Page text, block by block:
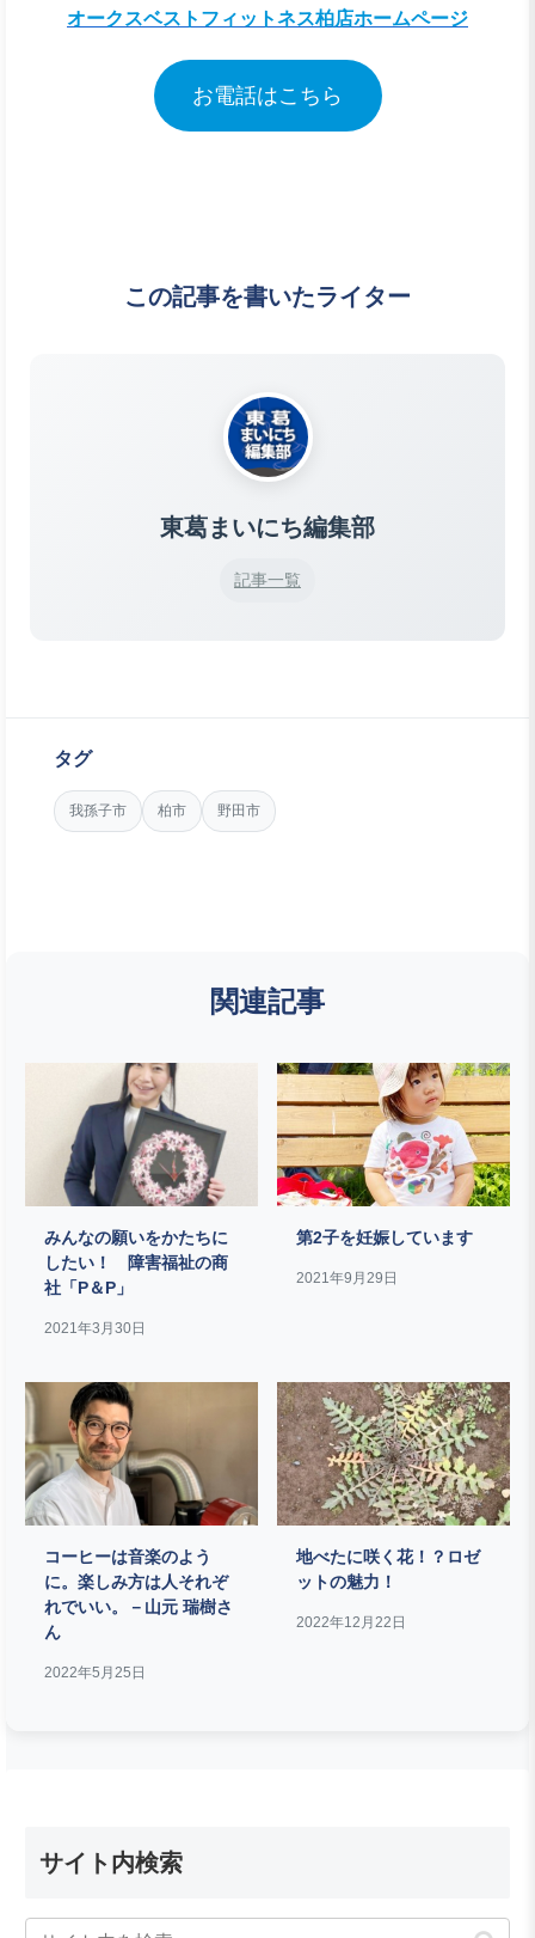
オークスベストフィットネス柏店ホームページ
お電話はこちら
この記事を書いたライター
東葛まいにち編集部
記事一覧
タグ
我孫子市 柏市 野田市
関連記事
みんなの願いをかたちに
したい！ 障害福祉の商
社「P＆P」
2021年3月30日
第2子を妊娠しています
2021年9月29日
コーヒーは音楽のよう
に。楽しみ方は人それぞ
れでいい。－山元 瑞樹さ
ん
2022年5月25日
地べたに咲く花！？ロゼ
ットの魅力！
2022年12月22日
サイト内検索